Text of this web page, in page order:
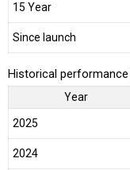
15 Year
Since launch
Historical
Year
2025
2024